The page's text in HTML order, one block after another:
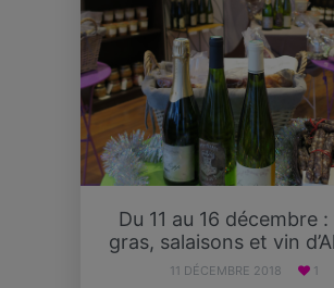
Du 11 au 16 décembre
gras, salaisons et vin
11 DÉCEMBRE 2018 1